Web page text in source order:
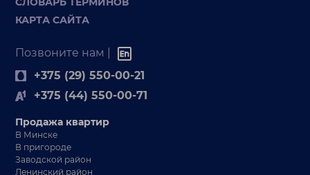
КАРТА САЙТА
Позвоните нам |
+375 (29) 550-00-21
+375 (44) 550-00-71
Продажа квартир
В Минске
В пригороде
Заводской район
Ленинский район